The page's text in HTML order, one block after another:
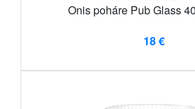
Onis poháre Pub Glass
18 €